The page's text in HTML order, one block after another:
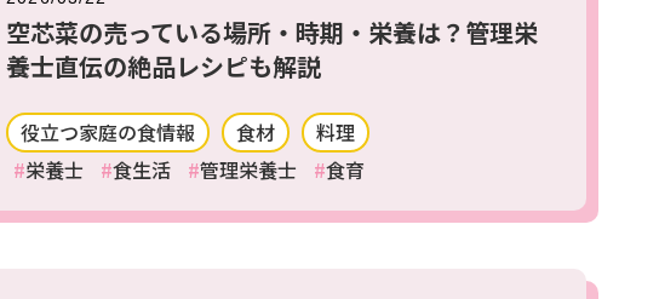
空芯菜の売っている場所・時期・栄養は？管理栄
養士直伝の絶品レシピも解説
役立つ家庭の食情報 食材
料理
栄養士
食生活 管理栄養士 食育